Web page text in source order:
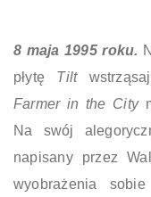
8 maja 1995 roku.
płytę Tilt
Farmer in the City
Na swój
napisany przez
wyobrażenia